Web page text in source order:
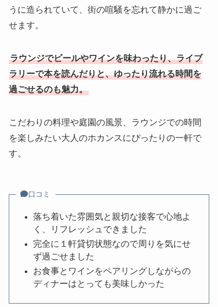
うに造られていて、街の喧騒を忘れて静かに過ご
せます。
ラウンジでビールやワインを味わったり、ライブ
ラリーで本を読んだりと、ゆったり流れる時間を
過ごせるのも魅力。
こだわりの料理や庭園の風景、ラウンジでの時間
を楽しみたい大人のホカンスにぴったりの一軒で
す。
口コミ
落ち着いた雰囲気と親切な接客で心地よ
く、リフレッシュできました
完全に１軒貸切状態なので周りを気にせ
ず過ごせました
お食事とワインをペアリングしながらの
ディナーはとっても美味しかった